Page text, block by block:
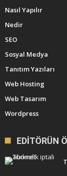
Nasıl Yapılır
Nedir
SEO
Sosyal Medya
Tanıtım Yazıları
Web Hosting
Web Tasarım
Wordpress
EDITÖRÜN